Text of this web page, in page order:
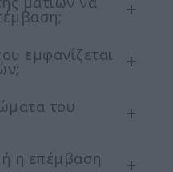
εμφανίζεται
του
η επέμβαση